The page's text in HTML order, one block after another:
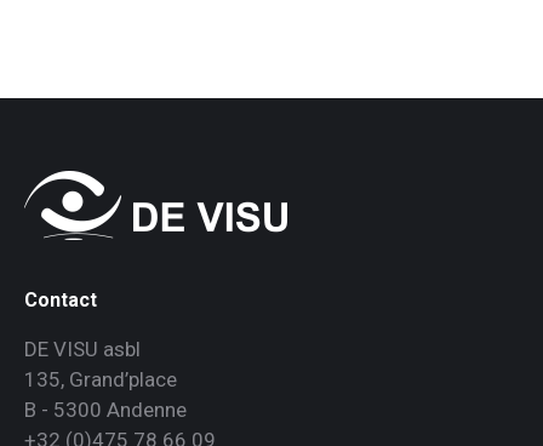
Contact
DE VISU asbl
135, Grand’place
B - 5300 Andenne
+32 (0)475 78 66 09